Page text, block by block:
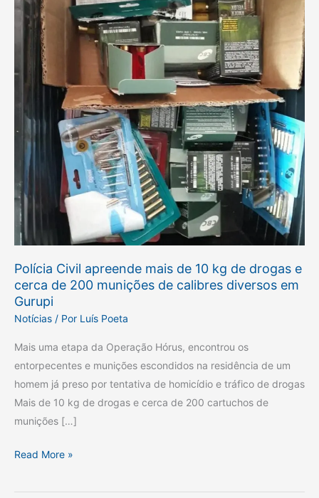
Polícia Civil apreende mais de 10 kg de drogas e
cerca de 200 munições de calibres diversos em
Gurupi
Notícias / Por Luís Poeta
Mais uma etapa da Operação Hórus, encontrou os
entorpecentes e munições escondidos na residência de um
homem já preso por tentativa de homicídio e tráfico de drogas
Mais de 10 kg de drogas e cerca de 200 cartuchos de
munições […]
de
drogas
cerca
200
munições
de
calibres
diversos
em
Gurupi
Read More »